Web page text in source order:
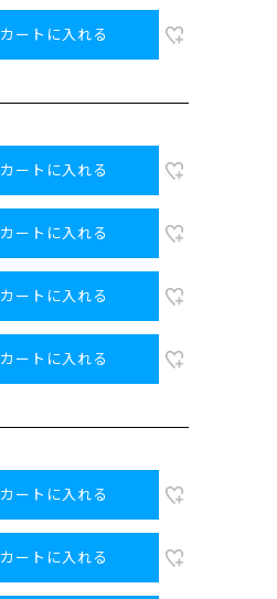
カートに入れる
カートに入れる
カートに入れる
カートに入れる
カートに入れる
カートに入れる
カートに入れる